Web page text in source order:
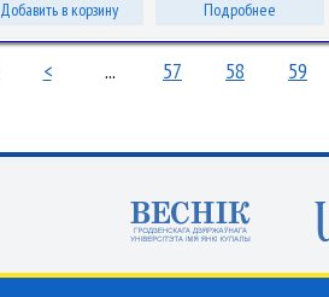
Добавить в корзину Подробнее
< ... 57 58 59